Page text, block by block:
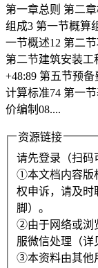
第一章总则 第二
组成3 第一节概算
一节概述12 第二
第二节建筑安装工
+48:89 第五节预
计算标准74 第一
价编制08....
资源链接
请先登录（扫码
①本文档内容版
权申诉，请及时
脚）。
②由于网络或浏
服微信处理（详
③本资料由其他